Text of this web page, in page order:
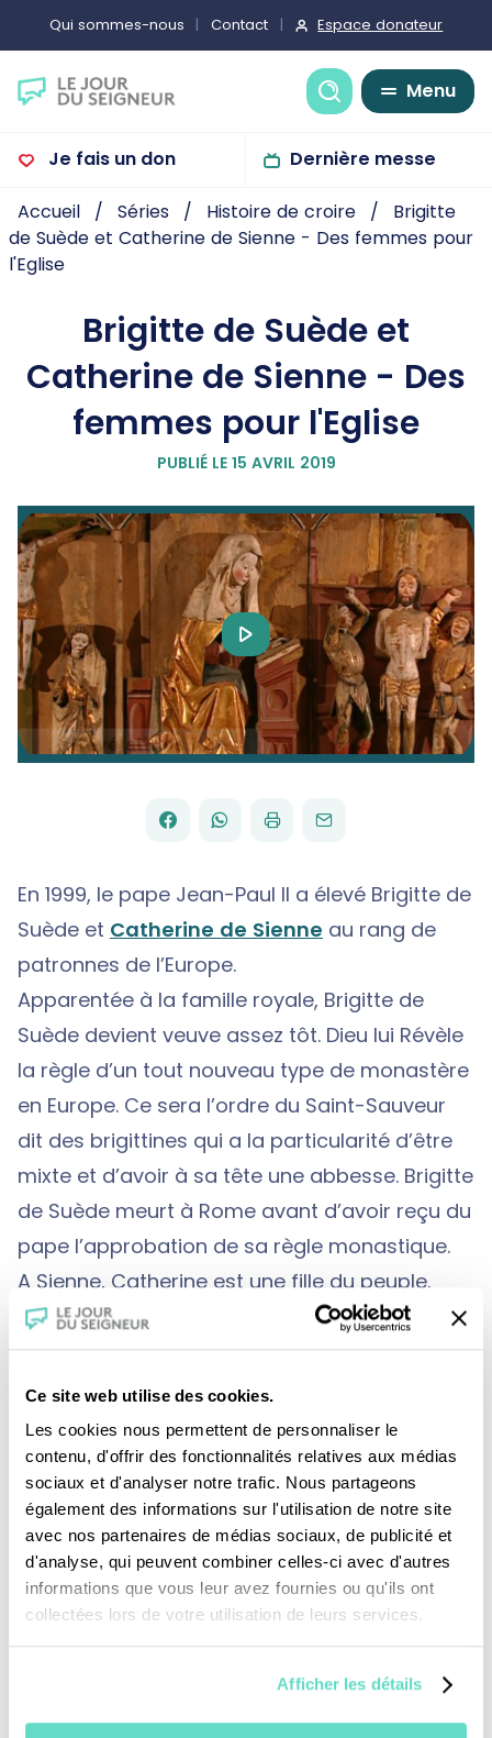
Ce site web utilise des cookies.
Les cookies nous permettent de personnaliser le
contenu, d'offrir des fonctionnalités relatives aux médias
sociaux et d'analyser notre trafic. Nous partageons
également des informations sur l'utilisation de notre site
avec nos partenaires de médias sociaux, de publicité et
d'analyse, qui peuvent combiner celles-ci avec d'autres
informations que vous leur avez fournies ou qu'ils ont
collectées lors de votre utilisation de leurs services.
Afficher les détails
Qui sommes-nous Contact Espace donateur
Recherche
Menu
Je fais un don Dernière messe
Accueil Séries Histoire de croire
Brigitte
de Suède et Catherine de Sienne - Des femmes pour
l'Eglise
Brigitte de Suède et
Catherine de Sienne - Des
femmes pour l'Eglise
PUBLIÉ LE 15 AVRIL 2019
Play
Video
PARTAGER
FACEBOOK
PARTAGER
WHATSAPP
IMPRIMERENVOYER
PAR
EMAIL
En 1999, le pape Jean-Paul II a élevé Brigitte de
Suède et Catherine de Sienne au rang de
patronnes de l’Europe.
Apparentée à la famille royale, Brigitte de
Suède devient veuve assez tôt. Dieu lui Révèle
la règle d’un tout nouveau type de monastère
en Europe. Ce sera l’ordre du Saint-Sauveur
dit des brigittines qui a la particularité d’être
mixte et d’avoir à sa tête une abbesse. Brigitte
de Suède meurt à Rome avant d’avoir reçu du
pape l’approbation de sa règle monastique.
A Sienne, Catherine est une fille du peuple.
Rêvant à sept ans d’imiter la virginité de Marie,
elle adopte la robe et les principes de l’ordre
des dominicains. Inspirés par Dieu, ses
Dialogues lui valent d’être reconnue Docteur
de l’Eglise par le pape Paul VI.
Oeuvrant toutes deux pour la restauration de
la pureté de l’Eglise et de la papauté romaine,
leur portrait montre l’engagement de leur foi
et rend hommage à leur féminité novatrice.